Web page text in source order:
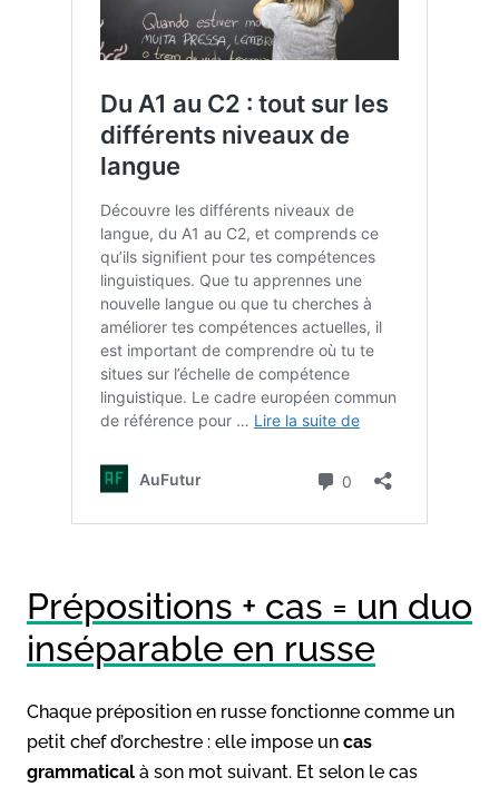
Prépositions + cas = un duo
inséparable en russe
Chaque préposition en russe fonctionne comme un
petit chef d’orchestre : elle impose un cas
grammatical à son mot suivant. Et selon le cas